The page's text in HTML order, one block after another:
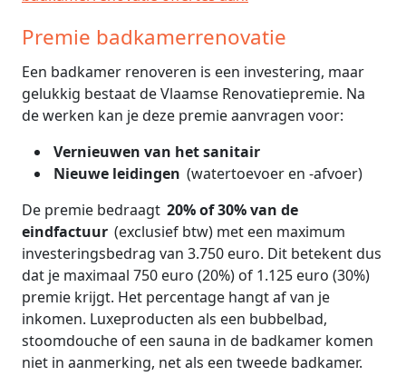
Premie badkamerrenovatie
Een badkamer renoveren is een investering, maar
gelukkig bestaat de Vlaamse Renovatiepremie. Na
de werken kan je deze premie aanvragen voor:
Vernieuwen van het sanitair
Nieuwe leidingen (watertoevoer en -afvoer)
De premie bedraagt 20% of 30% van de
eindfactuur (exclusief btw) met een maximum
investeringsbedrag van 3.750 euro. Dit betekent dus
dat je maximaal 750 euro (20%) of 1.125 euro (30%)
premie krijgt. Het percentage hangt af van je
inkomen. Luxeproducten als een bubbelbad,
stoomdouche of een sauna in de badkamer komen
niet in aanmerking, net als een tweede badkamer.